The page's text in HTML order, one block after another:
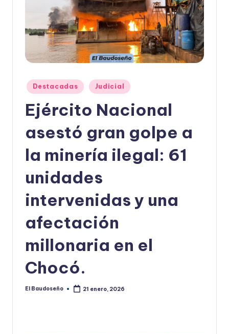
Publicado
en
Destacadas Judicial
Ejército Nacional
asestó gran golpe a
la minería ilegal: 61
unidades
intervenidas y una
afectación
millonaria en el
Chocó.
Publicado
El Baudoseño 21 enero, 2026